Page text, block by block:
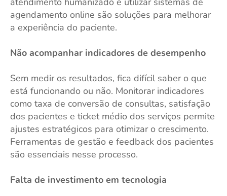
agendamento online são soluções para melhorar
a experiência do paciente.
Não acompanhar indicadores de desempenho
Sem medir os resultados, fica difícil saber o que
está funcionando ou não. Monitorar indicadores
como taxa de conversão de consultas, satisfação
dos pacientes e ticket médio dos serviços permite
ajustes estratégicos para otimizar o crescimento.
Ferramentas de gestão e feedback dos pacientes
são essenciais nesse processo.
Falta de investimento em tecnologia